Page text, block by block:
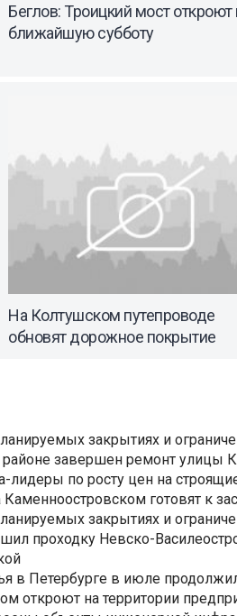
Беглов: Троицкий мост откроют
ближайшую субботу
На Колтушском путепроводе
обновят дорожное покрытие
закрытиях и
завершен ремонт улицы
лидеры по росту цен на
готовят к
закрытиях и
проходку Невско-
в Петербурге в июле
откроют на территории